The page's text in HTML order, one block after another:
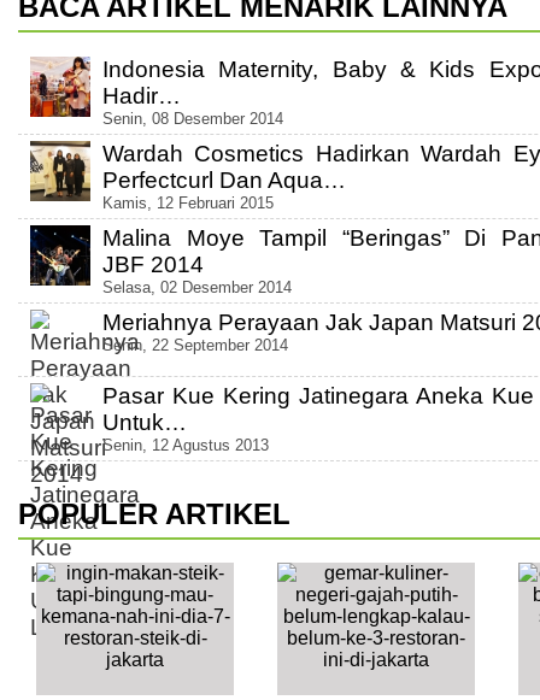
BACA ARTIKEL MENARIK LAINNYA
Indonesia Maternity, Baby & Kids
Hadir…
Senin, 08 Desember 2014
Wardah Cosmetics Hadirkan Wardah
Perfectcurl Dan Aqua…
Kamis, 12 Februari 2015
Malina Moye Tampil “Beringas” Di
JBF 2014
Selasa, 02 Desember 2014
Meriahnya Perayaan Jak Japan Matsuri
Senin, 22 September 2014
Pasar Kue Kering Jatinegara Aneka Kue
Untuk…
Senin, 12 Agustus 2013
POPULER ARTIKEL